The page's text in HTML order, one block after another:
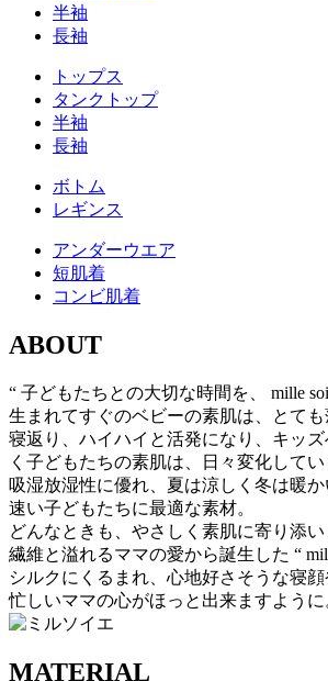
半袖
⻑袖
トップス
タンクトップ
半袖
⻑袖
ボトム
レギンス
アンダーウエア
短肌着
コンビ肌着
ABOUT
“ 子どもたちとの大切な時間を、 mille
生まれてすぐのベビーの素肌は、とても
寝返り、ハイハイと活発になり、キッ
く子どもたちの素肌は、日々変化してい
吸湿放湿性に優れ、夏は涼しく冬は暖
速い子どもたちに最適な素材。
どんなときも、やさしく素肌に寄り添
繊維と溢れるママの愛から誕生した “
シルクにくるまれ、心地好さそうな寝顔
忙しいママの心がほっと出来ますように
MATERIAL